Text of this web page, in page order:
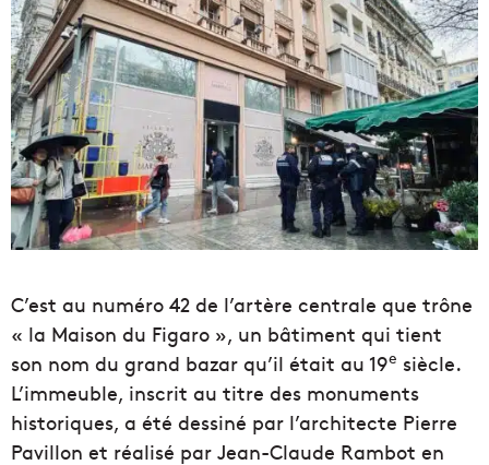
C’est au numéro 42 de l’artère centrale que trône
« la Maison du Figaro », un bâtiment qui tient
son nom du grand bazar qu’il était au 19e siècle.
L’immeuble, inscrit au titre des monuments
historiques, a été dessiné par l’architecte Pierre
Pavillon et réalisé par Jean-Claude Rambot en